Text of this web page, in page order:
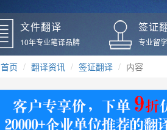
德语翻译
毕业证翻译
户口本翻译
学位证翻译
身份证翻译
文件翻译
10年专业笔译品牌
签证
专业留
首页 翻译资讯 签证翻译 内容